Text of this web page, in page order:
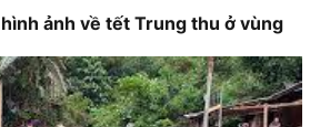
ảnh về tết Trung thu ở vùng